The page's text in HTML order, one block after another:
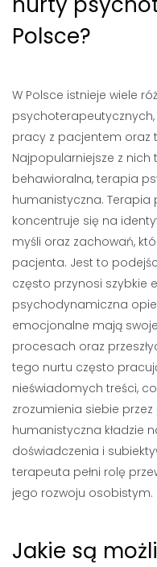
Polsce?
W Polsce istnieje wiele
pracy z pacjentem oraz
Najpopularniejsze z
behawioralna, terapia
humanistyczna.
koncentruje się na
myśli oraz zachowań,
pacjenta. Jest to
często przynosi szybkie
psychodynamiczna
emocjonalne mają
procesach oraz
tego nurtu często
nieświadomych treści,
zrozumienia siebie
humanistyczna kładzie
doświadczenia i
terapeuta pełni rolę
jego rozwoju osobistym.
Jakie są